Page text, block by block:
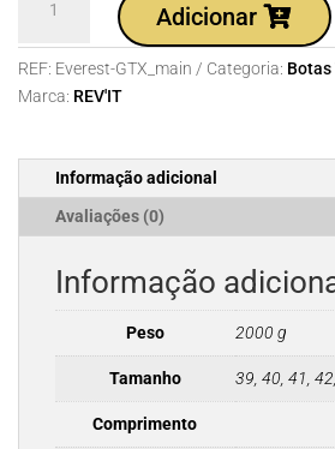
Botas
REV'IT
Everest
Adicionar
REF: Everest-GTX_main Categoria:
Marca: REV'IT
Informação adicional
Avaliações (0)
Informação
Peso 2000 g
Tamanho 39, 40, 41,
Comprimento